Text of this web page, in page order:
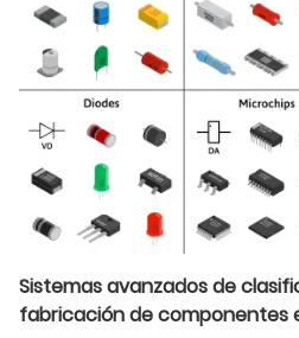
Sistemas avanzados de
fabricación de componentes